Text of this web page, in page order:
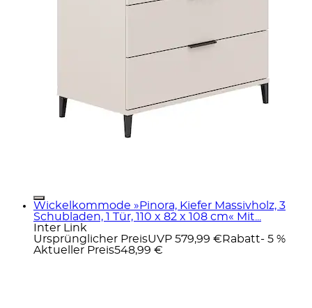
Wickelkommode »Pinora, Kiefer Massivholz, 3
Schubladen, 1 Tür, 110 x 82 x 108 cm« Mit...
Inter Link
Ursprünglicher PreisUVP 579,99 € Rabatt- 5 %
Aktueller Preis548,99 €